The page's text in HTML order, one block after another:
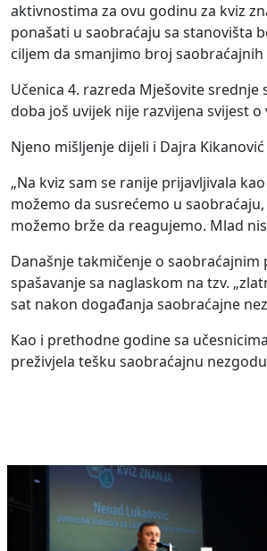
aktivnostima za ovu godinu za kviz
ponašati u saobraćaju sa stanovišta
ciljem da smanjimo broj
Učenica 4. razreda Mješovite
doba još uvijek nije razvijena svijest
Njeno mišljenje dijeli i Dajra
„Na kviz sam se ranije prijavljivala
možemo da susrećemo u
možemo brže da reagujemo. Mlad
Današnje takmičenje o
spašavanje sa naglaskom na tzv.
sat nakon događanja saobraćajne
Kao i prethodne godine sa
preživjela tešku saobraćajnu